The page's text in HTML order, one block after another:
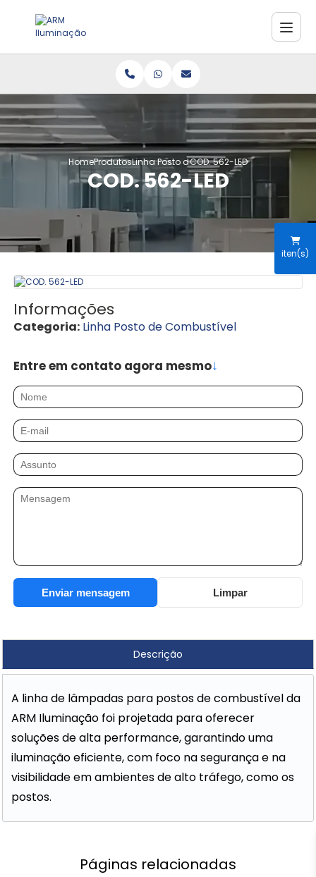
iten(s)
HomeProdutosLinha Posto de Combustível
COD. 562-LED
COD. 562-LED
Informações
Categoria: Linha Posto de Combustível
Entre em contato agora mesmo↓
Nome
E-mail
Assunto
Mensagem
Enviar mensagem Limpar
Descrição
A linha de lâmpadas para postos de combustível da
ARM Iluminação foi projetada para oferecer
soluções de alta performance, garantindo uma
iluminação eficiente, com foco na segurança e na
visibilidade em ambientes de alto tráfego, como os
postos.
Páginas relacionadas